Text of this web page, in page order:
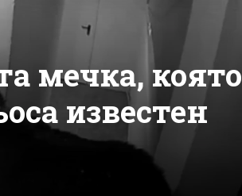
мечка, която
известен